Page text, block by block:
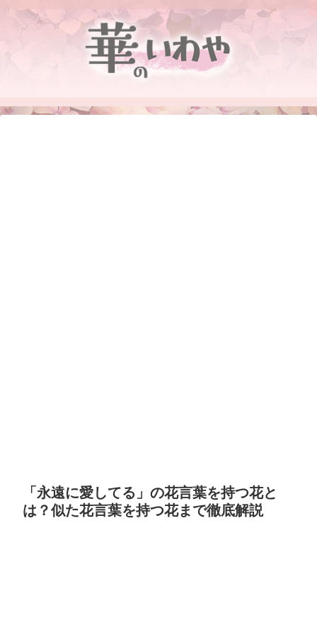
「永遠に愛してる」の花言葉を持つ花と
は？似た花言葉を持つ花まで徹底解説